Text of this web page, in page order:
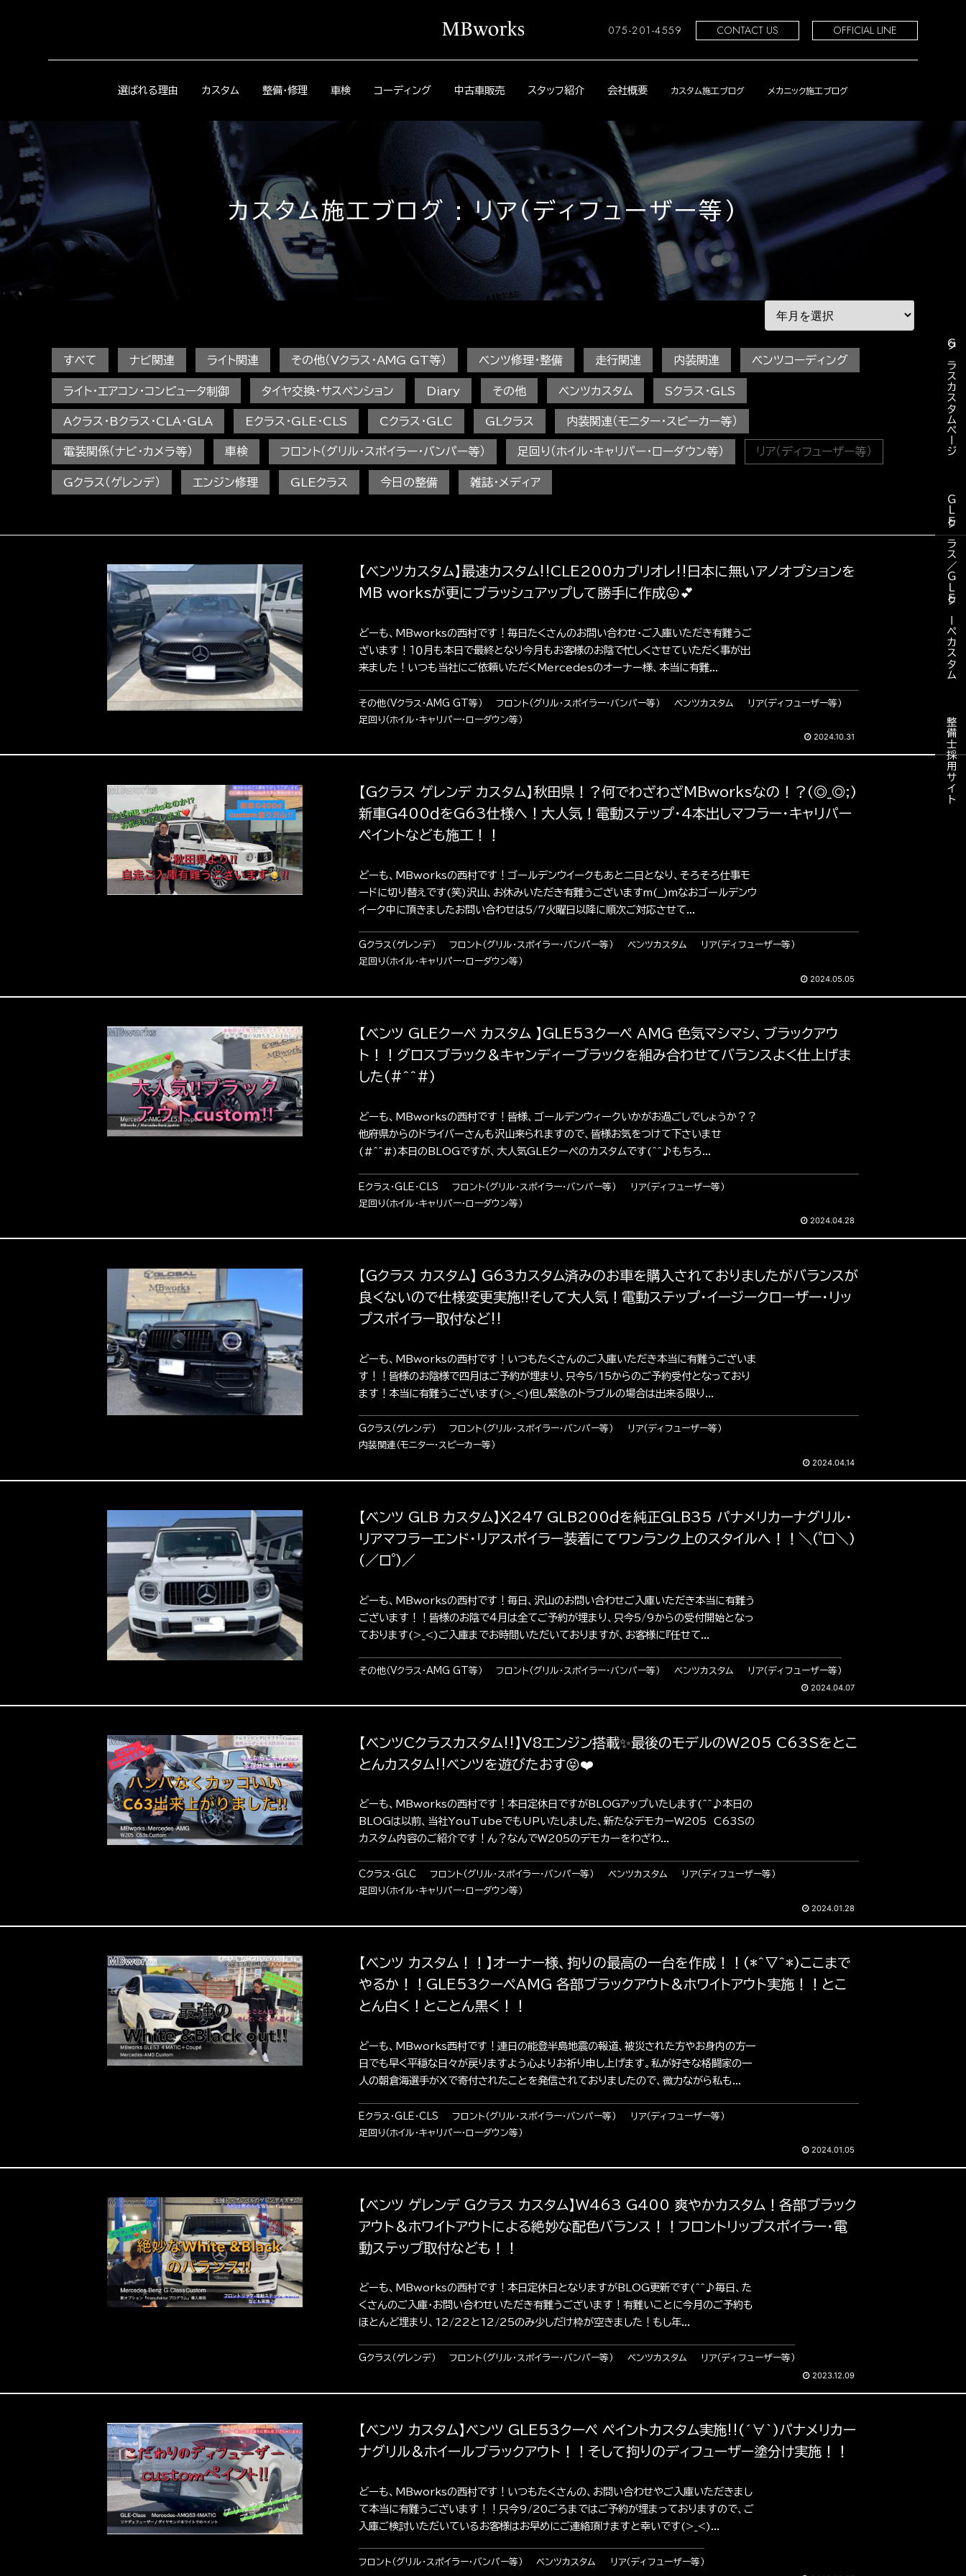
075-201-4559 CONTACT US OFFICIAL LINE
選ばれる理由 カスタム 整備・修理 車検 コーディング 中古車販売 スタッフ紹介 会社概要 カスタム施工ブログ メカニック施工ブログ
カスタム施工ブログ : リア（ディフューザー等）
すべて ナビ関連 ライト関連 その他（Vクラス・AMG GT等） ベンツ修理・整備 走行関連 内装関連 ベンツコーディング
ライト・エアコン・コンピュータ制御 タイヤ交換・サスペンション Diary その他 ベンツカスタム Sクラス・GLS
Aクラス・Bクラス・CLA・GLA Eクラス・GLE・CLS Cクラス・GLC GLクラス 内装関連（モニター・スピーカー等）
電装関係（ナビ・カメラ等） 車検 フロント（グリル・スポイラー・バンパー等） 足回り（ホイル・キャリパー・ローダウン等） リア（ディフューザー等）
Gクラス（ゲレンデ） エンジン修理 GLEクラス 今日の整備 雑誌・メディア
【ベンツカスタム】最速カスタム‼︎CLE200カブリオレ‼︎日本に無いアノオプションを
MB worksが更にブラッシュアップして勝手に作成😛💕
どーも、MBworksの西村です！毎日たくさんのお問い合わせ・ご入庫いただき有難うご
ざいます！１０月も本日で最終となり今月もお客様のお陰で忙しくさせていただく事が出
来ました！いつも当社にご依頼いただくMercedesのオーナー様、本当に有難...
その他（Vクラス・AMG GT等） フロント（グリル・スポイラー・バンパー等） ベンツカスタム
リア（ディフューザー等）
足回り（ホイル・キャリパー・ローダウン等）
2024.10.31
【Gクラス ゲレンデ カスタム】秋田県！？何でわざわざMBworksなの！？(◎_◎;)
新車G400ｄをG63仕様へ！大人気！電動ステップ・4本出しマフラー・キャリパー
ペイントなども施工！！
どーも、MBworksの西村です！ゴールデンウイークもあと二日となり、そろそろ仕事モ
ードに切り替えです(笑)沢山、お休みいただき有難うございますm(__)mなおゴールデンウ
イーク中に頂きましたお問い合わせは5/7火曜日以降に順次ご対応させて...
Gクラス（ゲレンデ） フロント（グリル・スポイラー・バンパー等） ベンツカスタム
リア（ディフューザー等）
足回り（ホイル・キャリパー・ローダウン等）
2024.05.05
【ベンツ GLEクーペ カスタム 】GLE53クーペ AMG 色気マシマシ、ブラックアウ
ト！！グロスブラック＆キャンディーブラックを組み合わせてバランスよく仕上げま
した(#^^#)
どーも、MBworksの西村です！皆様、ゴールデンウィークいかがお過ごしでしょうか？？
他府県からのドライバーさんも沢山来られますので、皆様お気をつけて下さいませ
(#^^#)本日のBLOGですが、大人気GLEクーペのカスタムです(^^♪もちろ...
Eクラス・GLE・CLS フロント（グリル・スポイラー・バンパー等）
リア（ディフューザー等）
足回り（ホイル・キャリパー・ローダウン等）
2024.04.28
【Gクラス カスタム】 G63カスタム済みのお車を購入されておりましたがバランスが
良くないので仕様変更実施!!そして大人気！電動ステップ・イージークローザー・リッ
プスポイラー取付など‼︎
どーも、MBworksの西村です！いつもたくさんのご入庫いただき本当に有難うございま
す！！皆様のお陰様で四月はご予約が埋まり、只今5/15からのご予約受付となっており
ます！本当に有難うございます(>_<)但し緊急のトラブルの場合は出来る限り...
Gクラス（ゲレンデ） フロント（グリル・スポイラー・バンパー等）
リア（ディフューザー等）
内装関連（モニター・スピーカー等）
2024.04.14
【ベンツ GLB カスタム】X247 GLB200ｄを純正GLB35 パナメリカーナグリル・
リアマフラーエンド・リアスポイラー装着にてワンランク上のスタイルへ！！＼(゜ロ＼)
(／ロ゜)／
どーも、MBworksの西村です！毎日、沢山のお問い合わせご入庫いただき本当に有難う
ございます！！皆様のお陰で４月は全てご予約が埋まり、只今5/9からの受付開始となっ
ております(>_<)ご入庫までお時間いただいておりますが、お客様に『任せて...
その他（Vクラス・AMG GT等） フロント（グリル・スポイラー・バンパー等） ベンツカスタム リア（ディフューザー等）
2024.04.07
【ベンツCクラスカスタム‼︎】V8エンジン搭載✨最後のモデルのW205 C63Sをとこ
とんカスタム‼︎ベンツを遊びたおす😝❤️
どーも、MBworksの西村です！本日定休日ですがBLOGアップいたします(^^♪本日の
BLOGは以前、当社YouTubeでもUPいたしました、新たなデモカーW205 C63Sの
カスタム内容のご紹介です！ん？なんでW205のデモカーをわざわ...
Cクラス・GLC フロント（グリル・スポイラー・バンパー等） ベンツカスタム
リア（ディフューザー等）
足回り（ホイル・キャリパー・ローダウン等）
2024.01.28
【ベンツ カスタム！！】オーナー様、拘りの最高の一台を作成！！(*^▽^*)ここまで
やるか！！GLE53クーペAMG 各部ブラックアウト＆ホワイトアウト実施！！とこ
とん白く！とことん黒く！！
どーも、MBworks西村です！連日の能登半島地震の報道、被災された方やお身内の方一
日でも早く平穏な日々が戻りますよう心よりお祈り申し上げます。私が好きな格闘家の一
人の朝倉海選手がXで寄付されたことを発信されておりましたので、微力ながら私も...
Eクラス・GLE・CLS フロント（グリル・スポイラー・バンパー等）
リア（ディフューザー等）
足回り（ホイル・キャリパー・ローダウン等）
2024.01.05
【ベンツ ゲレンデ Gクラス カスタム】W463 G400 爽やかカスタム！各部ブラック
アウト＆ホワイトアウトによる絶妙な配色バランス！！フロントリップスポイラー・電
動ステップ取付なども！！
どーも、MBworksの西村です！本日定休日となりますがBLOG更新です(^^♪毎日、た
くさんのご入庫・お問い合わせいただき有難うございます！有難いことに今月のご予約も
ほとんど埋まり、12/22と12/25のみ少しだけ枠が空きました！もし年...
Gクラス（ゲレンデ） フロント（グリル・スポイラー・バンパー等） ベンツカスタム リア（ディフューザー等）
2023.12.09
【ベンツ カスタム】ベンツ GLE53クーペ ペイントカスタム実施‼︎(´∀｀)パナメリカー
ナグリル＆ホイールブラックアウト！！そして拘りのディフューザー塗分け実施！！
どーも、MBworksの西村です！いつもたくさんの、お問い合わせやご入庫いただきまし
て本当に有難うございます！！只今9/20ごろまではご予約が埋まっておりますので、ご
入庫ご検討いただいているお客様はお早めにご連絡頂けますと幸いです(>_<)...
フロント（グリル・スポイラー・バンパー等） ベンツカスタム リア（ディフューザー等）
Ｇクラスカスタムページ
ＧＬＥクラス／ＧＬＥクーペカスタム
整備士採用サイト